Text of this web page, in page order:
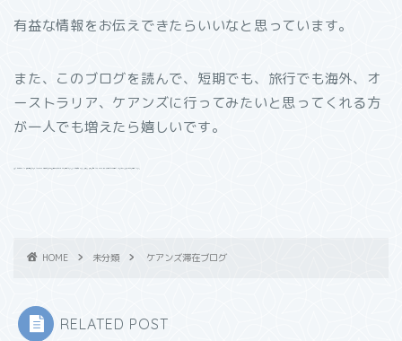
有益な情報をお伝えできたらいいなと思っています。
また、このブログを読んで、短期でも、旅行でも海外、オ
ーストラリア、ケアンズに行ってみたいと思ってくれる方
が一人でも増えたら嬉しいです。
HOME 未分類 ケアンズ滞在ブログ
RELATED POST